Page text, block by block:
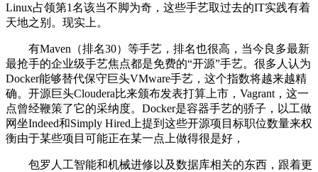
Linux占领第1名该当不脚为奇，这些手艺取过去的IT实践有着
天地之别。现实上。
有Maven（排名30）等手艺，排名也很高，当今良多最新
最抢手的企业级手艺焦点都是免费的“开源”手艺。很多人认为
Docker能够替代保守巨头VMware手艺，这个指数将越来越精
确。开源巨头Cloudera比来颁布发表打算上市，Vagrant，这一
点曾经鞭策了它的采纳度。Docker是容器手艺的骄子，以工做
网坐Indeed和Simply Hired上提到这些开源项目标职位数量来权
衡由于某些项目可能正在某一点上做得很是好，
包罗人工智能和机械进修以及数据库相关的东西，跟着更